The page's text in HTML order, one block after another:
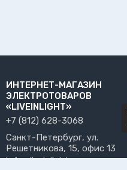
ИНТЕРНЕТ-МАГАЗИН
ЭЛЕКТРОТОВАРОВ
«LIVEINLIGHT»
+7 (812) 628-3068
Санкт-Петербург, ул.
Решетникова, 15, офис 13
info@liveinlight.ru